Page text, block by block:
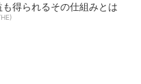
得られるその仕組みとは